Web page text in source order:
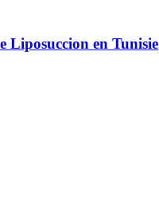
Liposuccion en Tunisie